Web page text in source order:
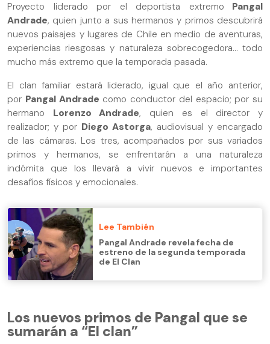
Proyecto liderado por el deportista extremo Pangal
Andrade, quien junto a sus hermanos y primos descubrirá
nuevos paisajes y lugares de Chile en medio de aventuras,
experiencias riesgosas y naturaleza sobrecogedora... todo
mucho más extremo que la temporada pasada.
El clan familiar estará liderado, igual que el año anterior,
por Pangal Andrade como conductor del espacio; por su
hermano Lorenzo Andrade, quien es el director y
realizador; y por Diego Astorga, audiovisual y encargado
de las cámaras. Los tres, acompañados por sus variados
primos y hermanos, se enfrentarán a una naturaleza
indómita que los llevará a vivir nuevos e importantes
desafíos físicos y emocionales.
Lee También
Pangal Andrade revela fecha de
estreno de la segunda temporada
de El Clan
Los nuevos primos de Pangal que se
sumarán a “El clan”